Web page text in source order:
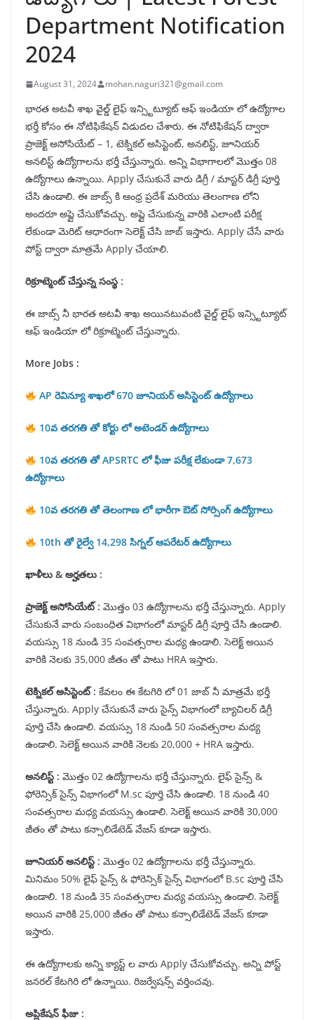
Department Notification
2024
August 31, 2024 mohan.naguri321@gmail.com
భారత అటవీ శాఖ వైల్డ్ లైఫ్ ఇన్స్టిట్యూట్ ఆఫ్ ఇండియా లో ఉద్యోగాల
భర్తీ కోసం ఈ నోటిఫికేషన్ విడుదల చేశారు. ఈ నోటిఫికేషన్ ద్వారా
ప్రాజెక్ట్ అసోసియేట్ – 1, టెక్నికల్ అసిస్టెంట్, అనలిస్ట్, జూనియర్
అనలిస్ట్ ఉద్యోగాలను భర్తీ చేస్తున్నారు. అన్ని విభాగాలలో మొత్తం 08
ఉద్యోగాలు ఉన్నాయి. Apply చేసుకునే వారు డిగ్రీ / మాస్టర్ డిగ్రీ పూర్తి
చేసి ఉండాలి. ఈ జాబ్స్ కి ఆంధ్ర ప్రదేశ్ మరియు తెలంగాణ లోని
అందరూ అప్లై చేసుకోవచ్చు. అప్లై చేసుకున్న వారికి ఎలాంటి పరీక్ష
లేకుండా మెరిట్ ఆధారంగా సెలెక్ట్ చేసి జాబ్ ఇస్తారు. Apply చేసే వారు
పోస్ట్ ద్వారా మాత్రమే Apply చేయాలి.
రిక్రూట్మెంట్ చేస్తున్న సంస్థ :
ఈ జాబ్స్ నీ భారత అటవీ శాఖ అయినటువంటి వైల్డ్ లైఫ్ ఇన్స్టిట్యూట్
ఆఫ్ ఇండియా లో రిక్రూట్మెంట్ చేస్తున్నారు.
More Jobs :
AP రెవిన్యూ శాఖలో 670 జూనియర్ అసిస్టెంట్ ఉద్యోగాలు
10వ తరగతి తో కోర్టు లో అటెండర్ ఉద్యోగాలు
10వ తరగతి తో APSRTC లో ఫీజు పరీక్ష లేకుండా 7,673
ఉద్యోగాలు
10వ తరగతి తో తెలంగాణ లో భారీగా ఔట్ సోర్సింగ్ ఉద్యోగాలు
10th తో రైల్వే 14,298 సిగ్నల్ ఆపరేటర్ ఉద్యోగాలు
ఖాళీలు & అర్హతలు :
ప్రాజెక్ట్ అసోసియేట్ : మొత్తం 03 ఉద్యోగాలను భర్తీ చేస్తున్నారు. Apply
చేసుకునే వారు సంబంధిత విభాగంలో మాస్టర్ డిగ్రీ పూర్తి చేసి ఉండాలి.
వయస్సు 18 నుండి 35 సంవత్సరాల మధ్య ఉండాలి. సెలెక్ట్ అయిన
వారికి నెలకు 35,000 జీతం తో పాటు HRA ఇస్తారు.
టెక్నికల్ అసిస్టెంట్ : కేవలం ఈ కేటగిరి లో 01 జాబ్ నీ మాత్రమే భర్తీ
చేస్తున్నారు. Apply చేసుకునే వారు సైన్స్ విభాగంలో బ్యాచిలర్ డిగ్రీ
పూర్తి చేసి ఉండాలి. వయస్సు 18 నుండి 50 సంవత్సరాల మధ్య
ఉండాలి. సెలెక్ట్ అయిన వారికి నెలకు 20,000 + HRA ఇస్తారు.
అనలిస్ట్ : మొత్తం 02 ఉద్యోగాలను భర్తీ చేస్తున్నారు. లైఫ్ సైన్స్ &
ఫోరెన్సిక్ సైన్స్ విభాగంలో M.sc పూర్తి చేసి ఉండాలి. 18 నుండి 40
సంవత్సరాల మధ్య వయస్సు ఉండాలి. సెలెక్ట్ అయిన వారికి 30,000
జీతం తో పాటు కన్సాలిడేటెడ్ వేజస్ కూడా ఇస్తారు.
జూనియర్ అనలిస్ట్ : మొత్తం 02 ఉద్యోగాలను భర్తీ చేస్తున్నారు.
మినిమం 50% లైఫ్ సైన్స్ & ఫోరెన్సిక్ సైన్స్ విభాగంలో B.sc పూర్తి చేసి
ఉండాలి. 18 నుండి 35 సంవత్సరాల మధ్య వయస్సు ఉండాలి. సెలెక్ట్
అయిన వారికి 25,000 జీతం తో పాటు కన్సాలిడేటెడ్ వేజస్ కూడా
ఇస్తారు.
ఈ ఉద్యోగాలకు అన్ని క్యాస్ట్ ల వారు Apply చేసుకోవచ్చు. అన్ని పోస్ట్
జనరల్ కేటగిరి లో ఉన్నాయి. రిజర్వేషన్స్ వర్తించవు.
అప్లికేషన్ ఫీజు :